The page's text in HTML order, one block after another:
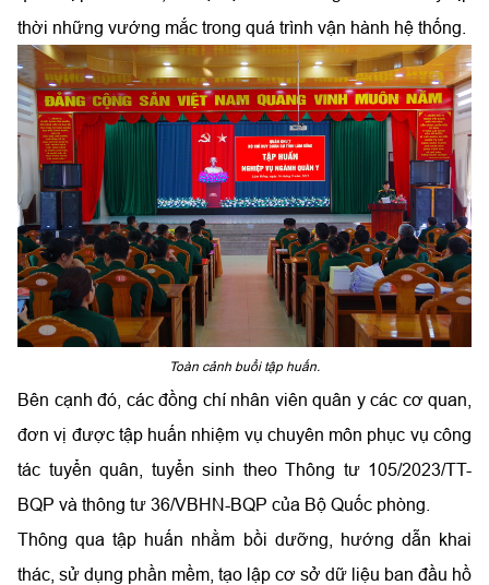
thời những vướng mắc trong quá trình vận hành hệ thống.
Toàn cảnh buổi tập huấn.
Bên cạnh đó, các đồng chí nhân viên quân y các cơ quan,
đơn vị được tập huấn nhiệm vụ chuyên môn phục vụ công
tác tuyển quân, tuyển sinh theo Thông tư 105/2023/TT-
BQP và thông tư 36/VBHN-BQP của Bộ Quốc phòng.
Thông qua tập huấn nhằm bồi dưỡng, hướng dẫn khai
thác, sử dụng phần mềm, tạo lập cơ sở dữ liệu ban đầu hồ